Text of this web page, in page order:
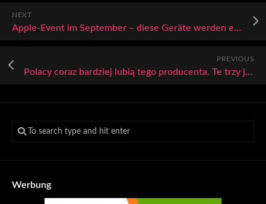
NEXT
Apple-Event im September – diese Geräte werden erwartet
PREVIOUS
Polacy coraz bardziej lubią tego producenta. Te trzy jego smartfony kupisz teraz w promocji
Werbung